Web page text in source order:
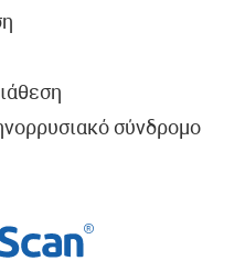
σύνδρομο